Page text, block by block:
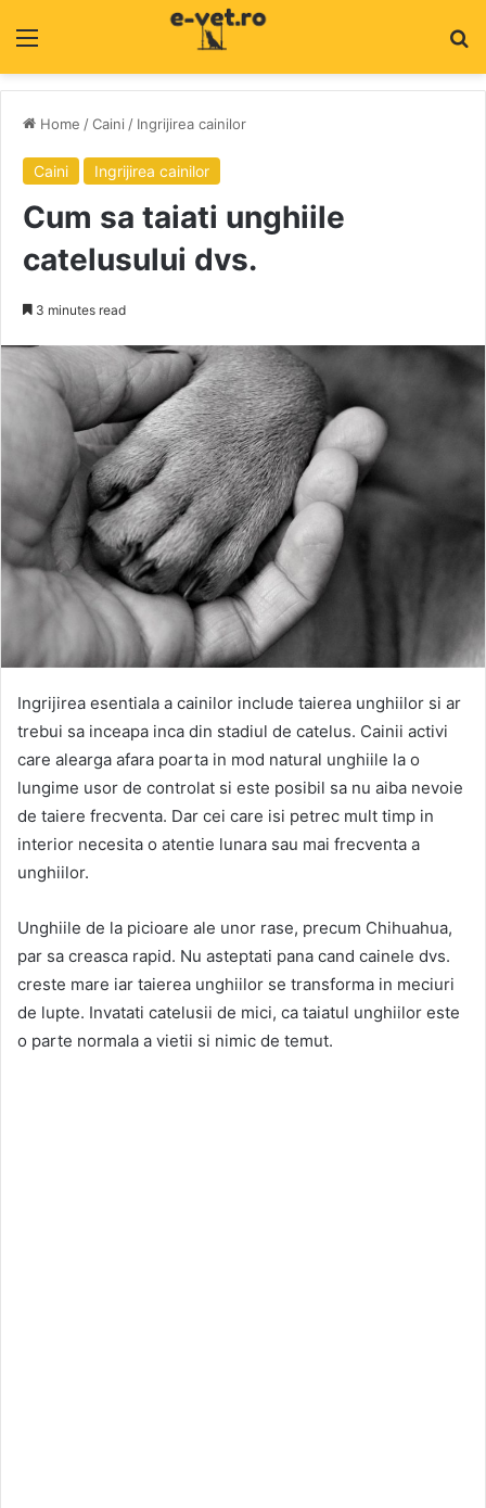
Home /Caini / Ingrijirea cainilor
Caini Ingrijirea cainilor
Cum sa taiati unghiile
catelusului dvs.
3 minutes read
Ingrijirea esentiala a cainilor include taierea unghiilor si ar
trebui sa inceapa inca din stadiul de catelus. Cainii activi
care alearga afara poarta in mod natural unghiile la o
lungime usor de controlat si este posibil sa nu aiba nevoie
de taiere frecventa. Dar cei care isi petrec mult timp in
interior necesita o atentie lunara sau mai frecventa a
unghiilor.
Unghiile de la picioare ale unor rase, precum Chihuahua,
par sa creasca rapid. Nu asteptati pana cand cainele dvs.
creste mare iar taierea unghiilor se transforma in meciuri
de lupte. Invatati catelusii de mici, ca taiatul unghiilor este
o parte normala a vietii si nimic de temut.